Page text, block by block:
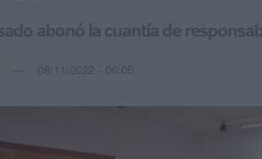
abonó la cuantía de
08/11/2022 - 06:05